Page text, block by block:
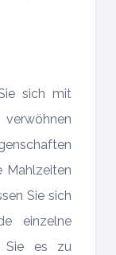
sich mit
Mahlzeiten
Sie sich
einzelne
Sie es zu